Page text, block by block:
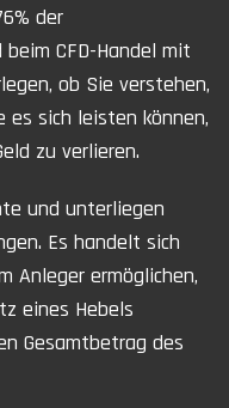
der
CFD-Handel mit
ob Sie verstehen,
es sich leisten können,
zu verlieren.
und unterliegen
Es handelt sich
Anleger ermöglichen,
eines Hebels
Gesamtbetrag des